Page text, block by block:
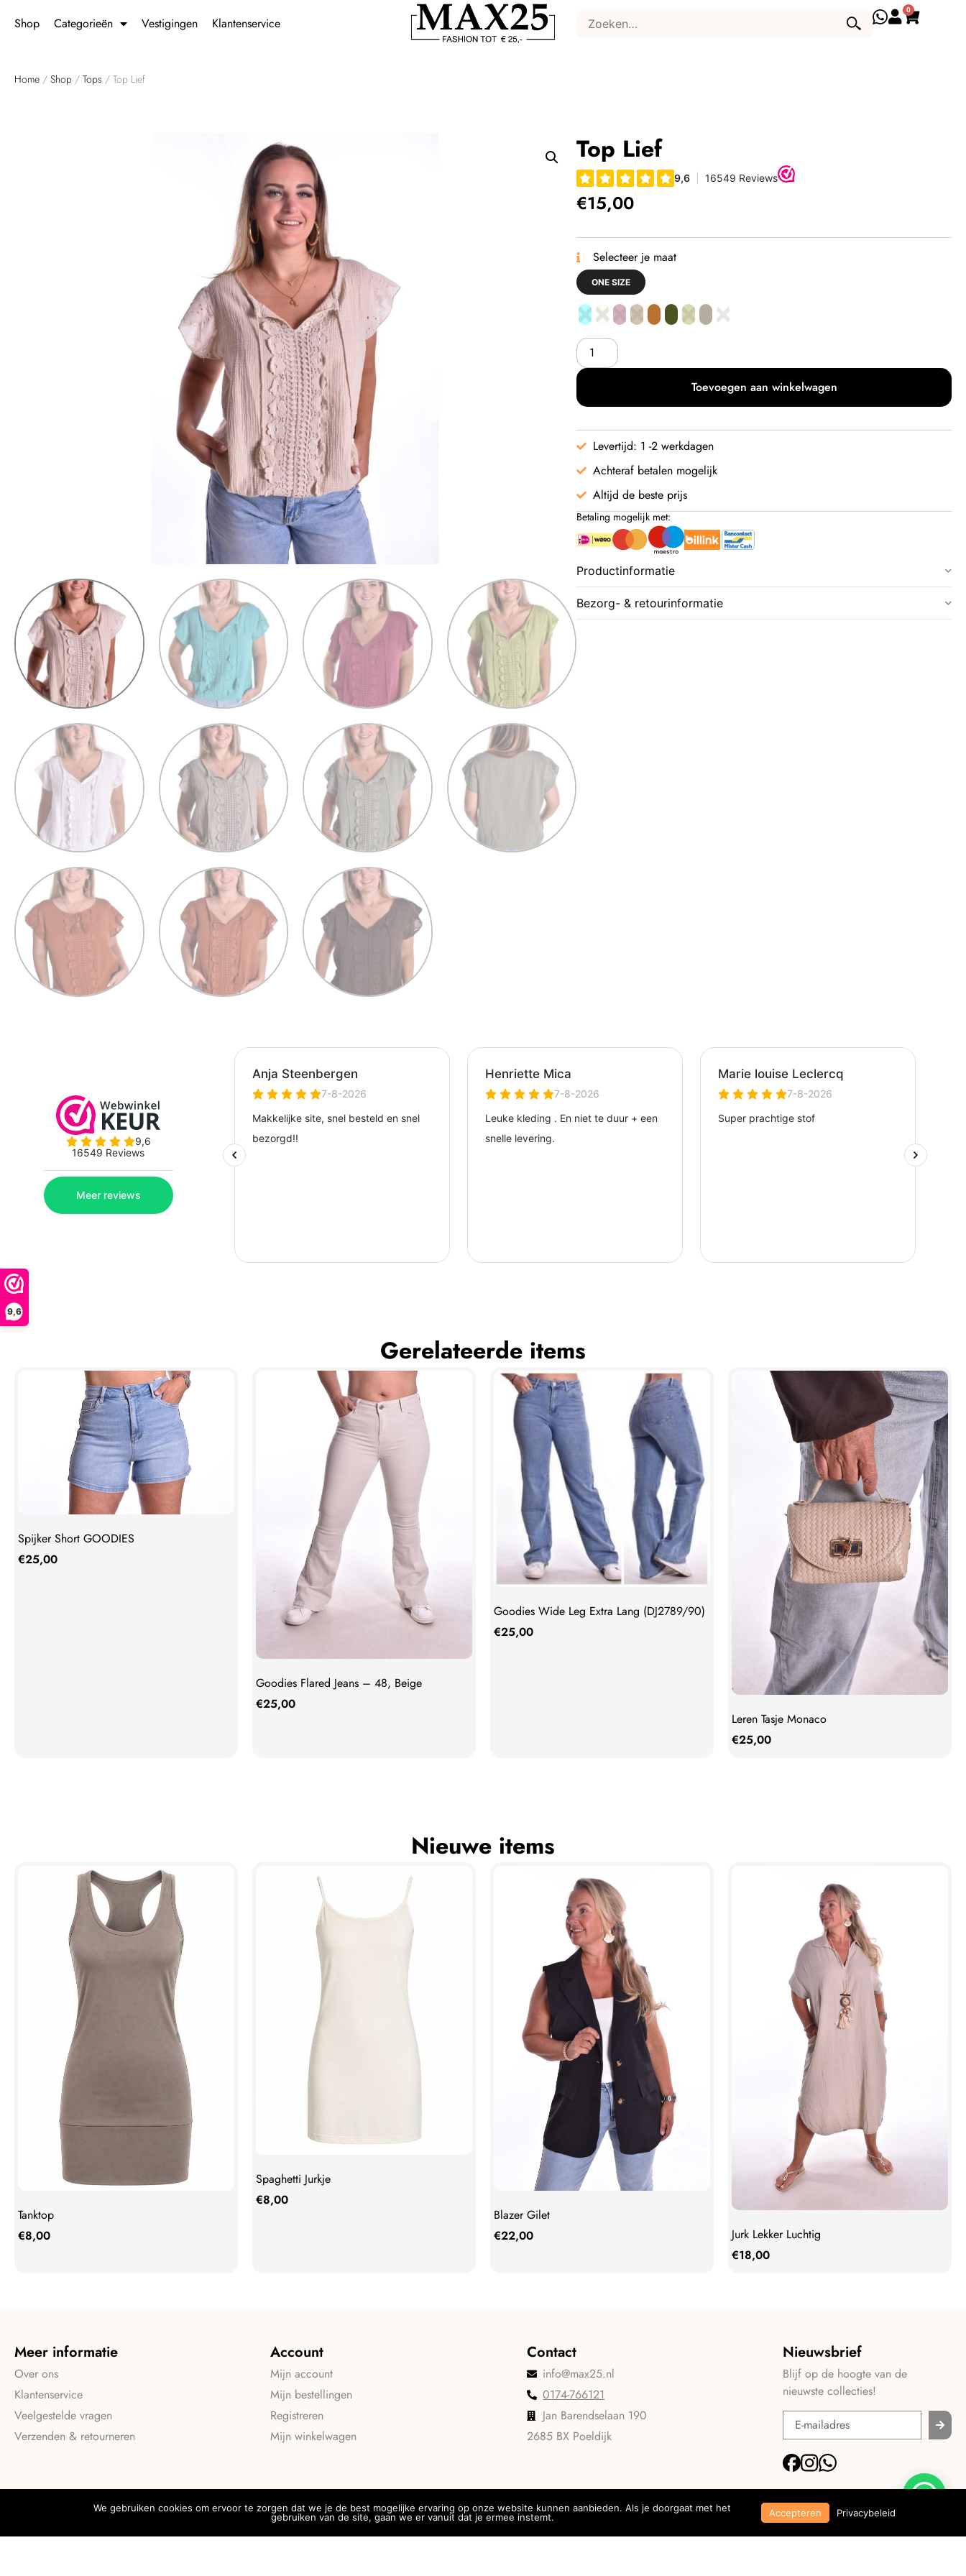
9,6
Shop Categorieën Vestigingen Klantenservice
0
Home / Shop / Tops / Top Lief
Top Lief
€15,00
Selecteer je maat
ONE SIZE
Toevoegen aan winkelwagen
Levertijd: 1 -2 werkdagen
Achteraf betalen mogelijk
Altijd de beste prijs
Betaling mogelijk met:
Productinformatie
Bezorg- & retourinformatie
Gerelateerde items
Spijker Short GOODIES
€25,00
Goodies Flared Jeans – 48, Beige
€25,00
Goodies Wide Leg Extra Lang (DJ2789/90)
€25,00
Leren Tasje Monaco
€25,00
Nieuwe items
Tanktop
€8,00
Spaghetti Jurkje
€8,00
Blazer Gilet
€22,00
Jurk Lekker Luchtig
€18,00
Meer informatie
Over ons
Klantenservice
Veelgestelde vragen
Verzenden & retourneren
Account
Mijn account
Mijn bestellingen
Registreren
Mijn winkelwagen
Contact
info@max25.nl
0174-766121
Jan Barendselaan 190
2685 BX Poeldijk
Nieuwsbrief
Blijf op de hoogte van de
nieuwste collecties!
We gebruiken cookies om ervoor te zorgen dat we je de best mogelijke ervaring op onze website kunnen aanbieden. Als je doorgaat met het
gebruiken van de site, gaan we er vanuit dat je ermee instemt.
Accepteren Privacybeleid